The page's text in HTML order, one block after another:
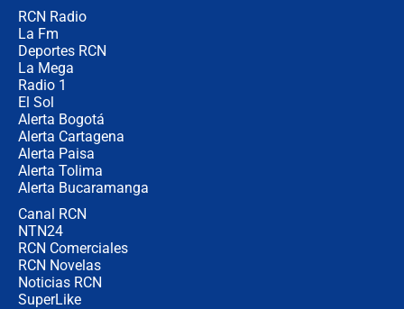
RCN Radio
La Fm
Deportes RCN
La Mega
Radio 1
El Sol
Alerta Bogotá
Alerta Cartagena
Alerta Paisa
Alerta Tolima
Alerta Bucaramanga
Canal RCN
NTN24
RCN Comerciales
RCN Novelas
Noticias RCN
SuperLike